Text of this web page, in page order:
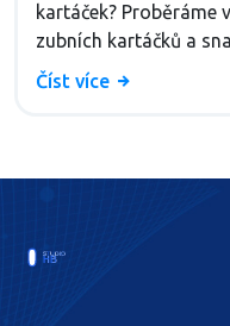
kartáček? Proběráme
zubních kartáčků a
rozhodnout se, co je
Číst více